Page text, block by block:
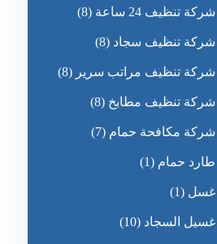
شركة تنظيف 24 ساعة (8)
شركة تنظيف سجاد (8)
شركة تنظيف مراتب سرير (8)
شركة تنظيف مطابخ (8)
شركة مكافحة حمام (7)
طارد حمام (1)
غسل (1)
غسيل السجاد (10)